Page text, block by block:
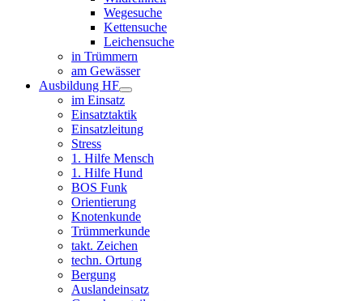
Wegesuche
Kettensuche
Leichensuche
in Trümmern
am Gewässer
Ausbildung HF
im Einsatz
Einsatztaktik
Einsatzleitung
Stress
1. Hilfe Mensch
1. Hilfe Hund
BOS Funk
Orientierung
Knotenkunde
Trümmerkunde
takt. Zeichen
techn. Ortung
Bergung
Auslandeinsatz